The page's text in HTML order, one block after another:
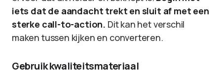
iets dat de aandacht trekt en sluit af met een
sterke call-to-action. Dit kan het verschil
maken tussen kijken en converteren.
Gebruik kwaliteitsmateriaal